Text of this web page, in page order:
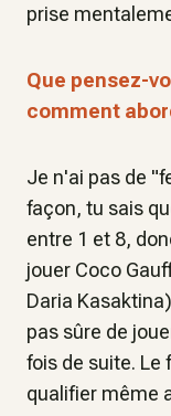
prise
Que pensez-
comment
Je n'ai pas de
façon, tu sais
entre 1 et 8,
jouer Coco
Daria
pas sûre de
fois de suite. Le
qualifier même